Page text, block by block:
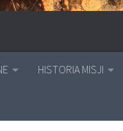
HISTORIA MISJI